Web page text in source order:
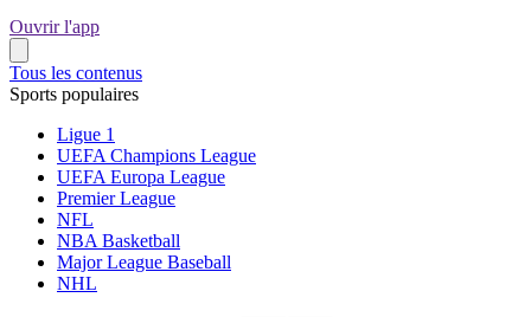
Ouvrir l'app
Tous les contenus
Sports populaires
Ligue 1
UEFA Champions League
UEFA Europa League
Premier League
NFL
NBA Basketball
Major League Baseball
NHL